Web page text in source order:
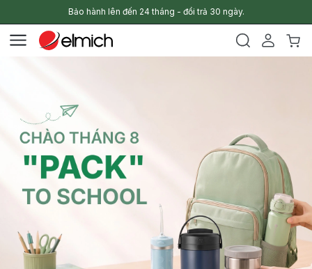
Bảo hành lên đến 24 tháng - đổi trả 30 ngày.